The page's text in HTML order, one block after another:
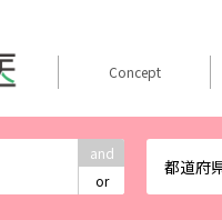
and
or
都道府
Concept